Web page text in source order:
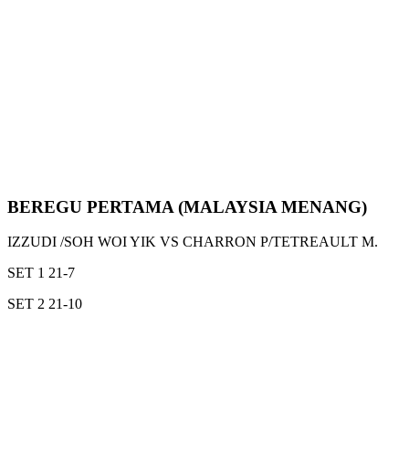
BEREGU PERTAMA (MALAYSIA MENANG)
IZZUDI /SOH WOI YIK VS CHARRON P/TETREAULT M.
SET 1 21-7
SET 2 21-10